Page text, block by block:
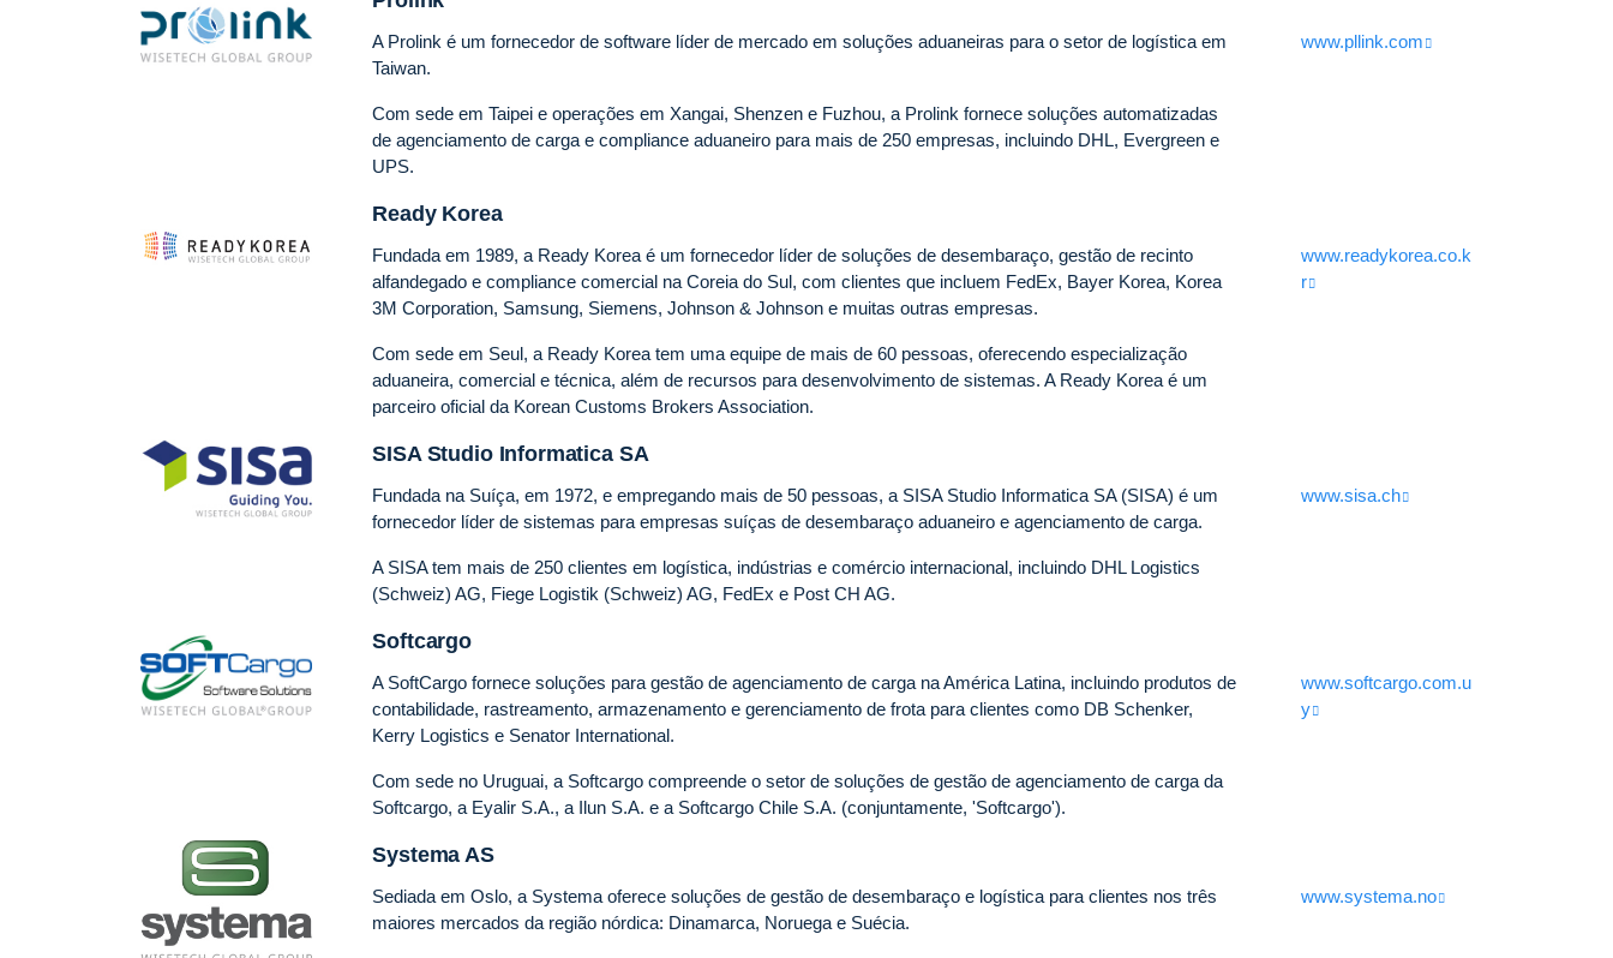
A Prolink é um fornecedor de software líder de mercado em soluções aduaneiras para o setor de logística em
Taiwan.
Com sede em Taipei e operações em Xangai, Shenzen e Fuzhou, a Prolink fornece soluções automatizadas
de agenciamento de carga e compliance aduaneiro para mais de 250 empresas, incluindo DHL, Evergreen e
UPS.
www.pllink.com
Ready Korea
Fundada em 1989, a Ready Korea é um fornecedor líder de soluções de desembaraço, gestão de recinto
alfandegado e compliance comercial na Coreia do Sul, com clientes que incluem FedEx, Bayer Korea, Korea
3M Corporation, Samsung, Siemens, Johnson & Johnson e muitas outras empresas.
Com sede em Seul, a Ready Korea tem uma equipe de mais de 60 pessoas, oferecendo especialização
aduaneira, comercial e técnica, além de recursos para desenvolvimento de sistemas. A Ready Korea é um
parceiro oficial da Korean Customs Brokers Association.
www.readykorea.co.k
r
SISA Studio Informatica SA
Fundada na Suíça, em 1972, e empregando mais de 50 pessoas, a SISA Studio Informatica SA (SISA) é um
fornecedor líder de sistemas para empresas suíças de desembaraço aduaneiro e agenciamento de carga.
A SISA tem mais de 250 clientes em logística, indústrias e comércio internacional, incluindo DHL Logistics
(Schweiz) AG, Fiege Logistik (Schweiz) AG, FedEx e Post CH AG.
www.sisa.ch
Softcargo
A SoftCargo fornece soluções para gestão de agenciamento de carga na América Latina, incluindo produtos de
contabilidade, rastreamento, armazenamento e gerenciamento de frota para clientes como DB Schenker,
Kerry Logistics e Senator International.
Com sede no Uruguai, a Softcargo compreende o setor de soluções de gestão de agenciamento de carga da
Softcargo, a Eyalir S.A., a Ilun S.A. e a Softcargo Chile S.A. (conjuntamente, 'Softcargo').
www.softcargo.com.u
y
Systema AS
Sediada em Oslo, a Systema oferece soluções de gestão de desembaraço e logística para clientes nos três
maiores mercados da região nórdica: Dinamarca, Noruega e Suécia.
www.systema.no